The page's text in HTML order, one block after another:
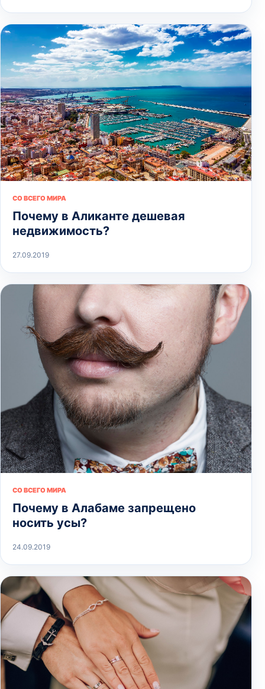
СО ВСЕГО МИРА
Почему в Аликанте дешевая
недвижимость?
27.09.2019
СО ВСЕГО МИРА
Почему в Алабаме запрещено
носить усы?
24.09.2019